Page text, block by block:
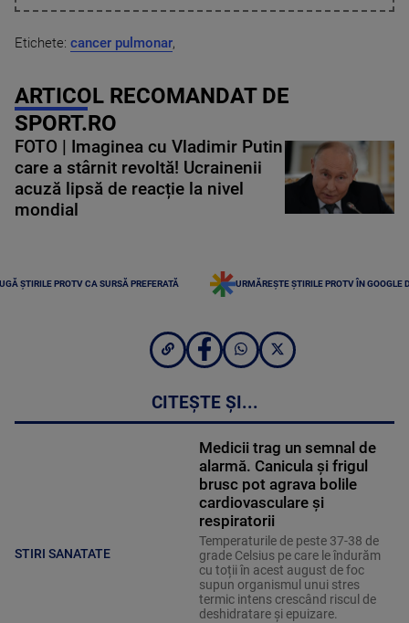
Etichete: cancer pulmonar,
ARTICOL RECOMANDAT DE
SPORT.RO
FOTO | Imaginea cu Vladimir Putin
care a stârnit revoltă! Ucrainenii
acuză lipsă de reacție la nivel
mondial
ȘTIRILE PROTV CA SURSĂ PREFERATĂ URMĂREȘTE ȘTIRILE PROTV ÎN GOOGLE
CITEȘTE ȘI...
STIRI SANATATE
Medicii trag un semnal de
alarmă. Canicula și frigul
brusc pot agrava bolile
cardiovasculare și
respiratorii
Temperaturile de peste 37-38 de
grade Celsius pe care le îndurăm
cu toții în acest august de foc
supun organismul unui stres
termic intens crescând riscul de
deshidratare și epuizare.